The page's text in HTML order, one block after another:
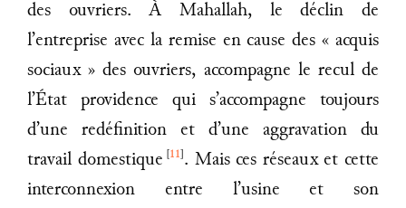
des ouvriers. À Mahallah, le déclin de
l’entreprise avec la remise en cause des « acquis
sociaux » des ouvriers, accompagne le recul de
l’État providence qui s’accompagne toujours
d’une redéfinition et d’une aggravation du
travail domestique
11 . Mais ces réseaux et cette
interconnexion entre l’usine et son